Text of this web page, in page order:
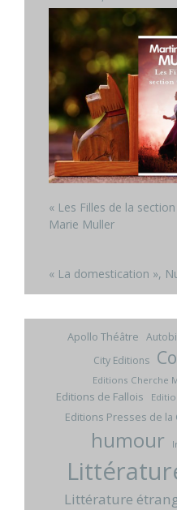
« Les Filles de la
Marie Muller
« La domestication »,
Apollo Théâtre
City Editions
Editions Cherche
Editions de Fallois
Editions Presses de la
humour
Littérature